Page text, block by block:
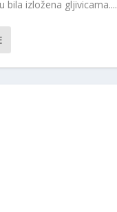
bila izložena gljivicama....